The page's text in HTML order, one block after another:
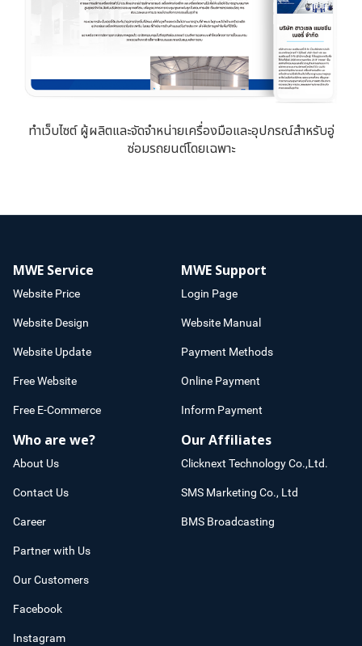
ทำเว็บไซต์ ผู้ผลิตและจัดจำหน่ายเครื่องมือและอุปกรณ์สำหรับอู่
ซ่อมรถยนต์โดยเฉพาะ
MWE Service
Website Price
Website Design
Website Update
Free Website
Free E-Commerce
MWE Support
Login Page
Website Manual
Payment Methods
Online Payment
Inform Payment
Who are we?
About Us
Contact Us
Career
Partner with Us
Our Customers
Facebook
Instagram
Our Affiliates
Clicknext Technology Co.,Ltd.
SMS Marketing Co., Ltd
BMS Broadcasting